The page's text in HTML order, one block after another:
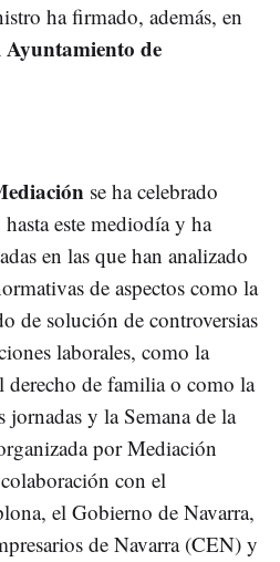
ha firmado, además, en
de
se ha celebrado
este mediodía y ha
en las que han analizado
de aspectos como la
de solución de controversias
laborales, como la
derecho de familia o como la
jornadas y la Semana de la
por Mediación
con el
el Gobierno de Navarra,
de Navarra (CEN) y